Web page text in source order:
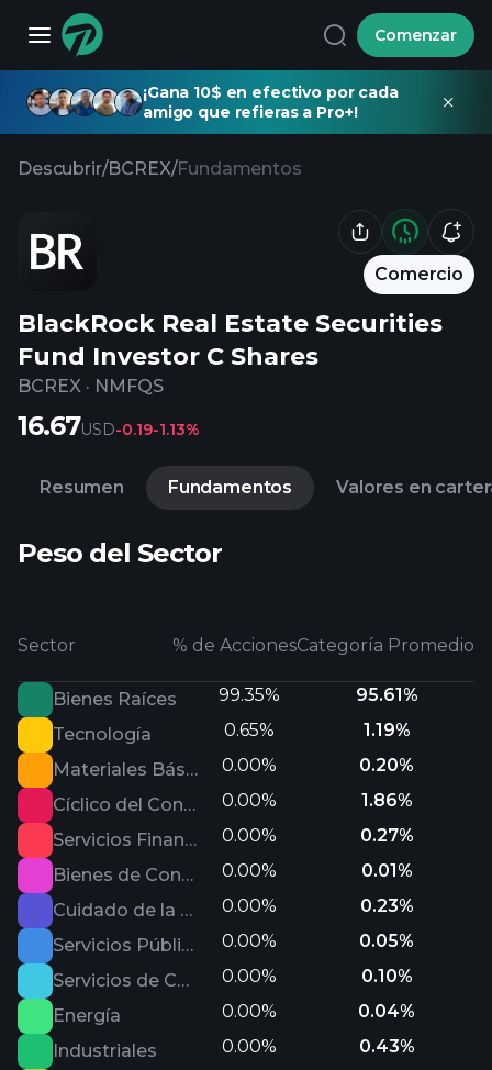
Comenzar
¡Gana 10$ en efectivo por cada
amigo que refieras a Pro+!
Descubrir/BCREX/Fundamentos
Comercio
BlackRock Real Estate Securities
Fund Investor C Shares
BCREX · NMFQS
16.67USD-0.19-1.13%
Resumen Fundamentos Valores en
Peso del Sector
Sector % de AccionesCategoría Promedio
Bienes Raíces 99.35%
95.61%
Tecnología
0.65%
1.19%
Materiales Básicos
0.00%
0.20%
Cíclico del Consumo
0.00%
1.86%
Servicios Financieros
0.00%
0.27%
Bienes de Consumo Defensivo
0.00%
0.01%
Cuidado de la Salud
0.00%
0.23%
Servicios Públicos
0.00%
0.05%
Servicios de Comunicación
0.00%
0.10%
Energía
0.00%
0.04%
Industriales
0.00%
0.43%